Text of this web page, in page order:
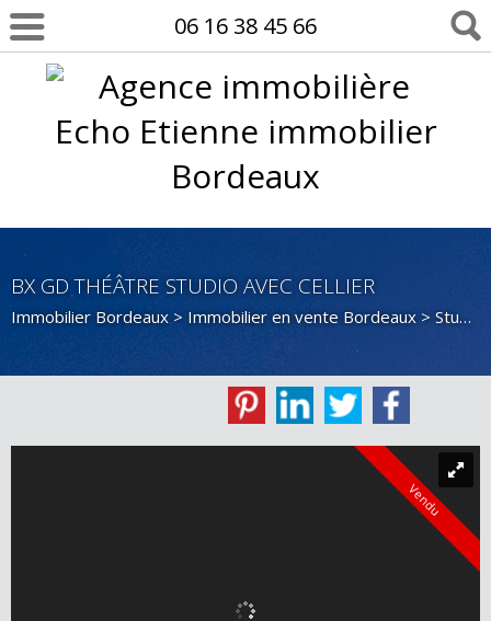
06 16 38 45 66
BX GD THÉÂTRE STUDIO AVEC CELLIER
Immobilier Bordeaux > Immobilier en vente Bordeaux > Studio en vente Bordeaux
Vendu